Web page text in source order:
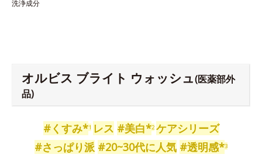
洗浄成分
オルビス ブライト ウォッシュ(医薬部外
品)
#くすみ*1 レス #美白*2 ケアシリーズ
#さっぱり派 #20~30代に人気 #透明感*3